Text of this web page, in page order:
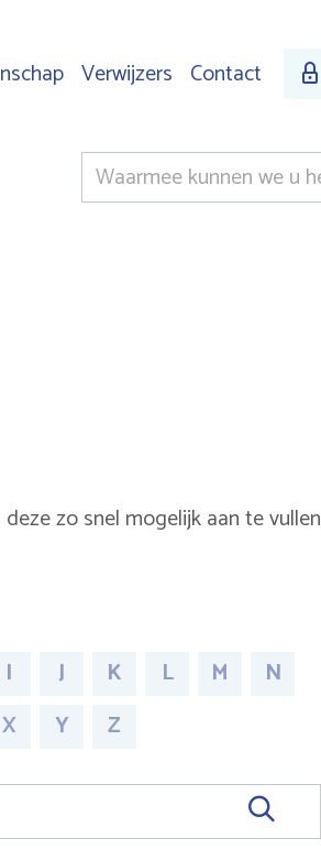
Verwijzers Contact
Keywords
zo snel mogelijk aan te vullen
I J K L M
N
X Y Z